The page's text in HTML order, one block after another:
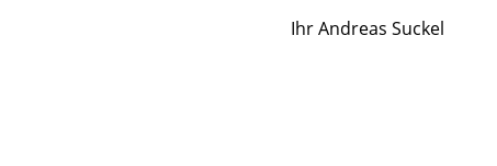
Ihr Andreas Suckel